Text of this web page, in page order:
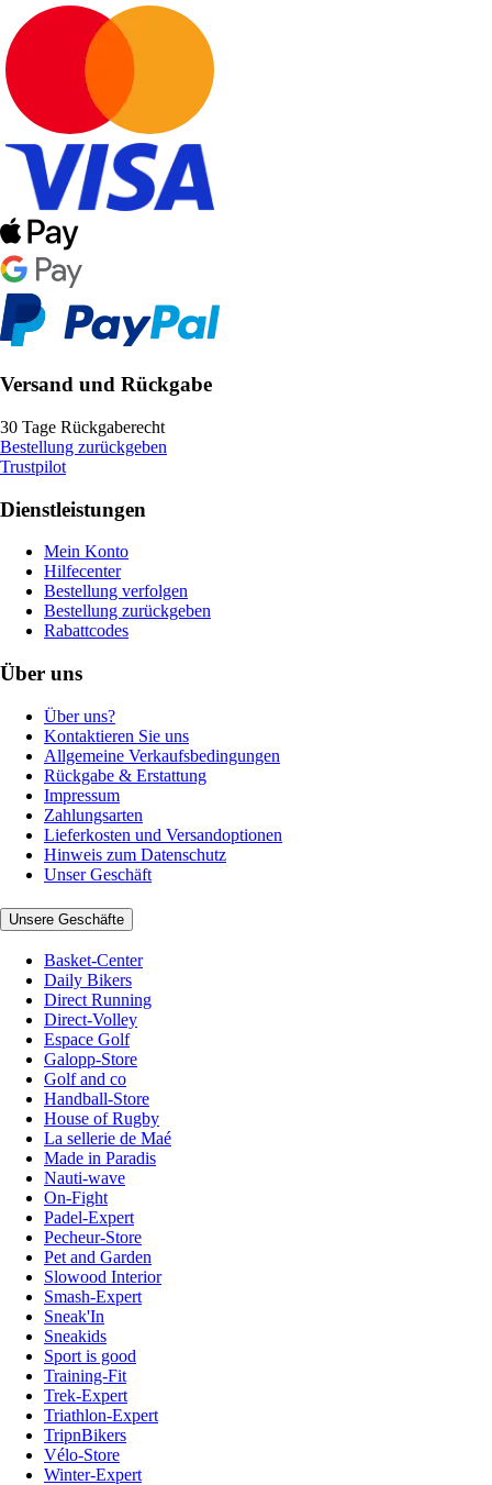
Versand und Rückgabe
30 Tage Rückgaberecht
Bestellung zurückgeben
Trustpilot
Dienstleistungen
Mein Konto
Hilfecenter
Bestellung verfolgen
Bestellung zurückgeben
Rabattcodes
Über uns
Über uns?
Kontaktieren Sie uns
Allgemeine Verkaufsbedingungen
Rückgabe & Erstattung
Impressum
Zahlungsarten
Lieferkosten und Versandoptionen
Hinweis zum Datenschutz
Unser Geschäft
Unsere Geschäfte
Basket-Center
Daily Bikers
Direct Running
Direct-Volley
Espace Golf
Galopp-Store
Golf and co
Handball-Store
House of Rugby
La sellerie de Maé
Made in Paradis
Nauti-wave
On-Fight
Padel-Expert
Pecheur-Store
Pet and Garden
Slowood Interior
Smash-Expert
Sneak'In
Sneakids
Sport is good
Training-Fit
Trek-Expert
Triathlon-Expert
TripnBikers
Vélo-Store
Winter-Expert